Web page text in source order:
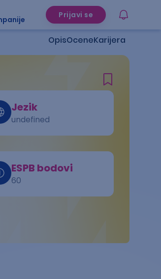
Prijavi se
OpisOceneKarijera
Jezik
undefined
ESPB bodovi
60